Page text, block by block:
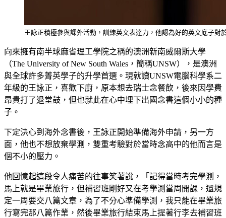
王詠正積極參與課外活動，訓練英文表達力，他認為好的英文底子
向來擁有南半球麻省理工學院之稱的澳洲新南威爾斯大學
（The University of New South Wales，簡稱UNSW），是澳洲
與全球許多菁英學子的升學首選。現就讀UNSW電腦科學系二
年級的王詠正，喜歡下廚，原本想去瑞士念餐飲，後來因學費
昂貴打了退堂鼓，但也就此在心中埋下出國念書這個小小的種
子。
下定決心到海外念書後，王詠正開始準備海外申請，另一方
面，他也不想放棄學測，雙重考驗對於當時念高中的他而言是
個不小的壓力。
他回憶起這段令人痛苦的往事笑著說，「記得當時考完學測，
馬上就是畢業旅行，但補習班剛好又在考學測當周開課，還規
定一周要交八篇文章，為了不分心準備學測，我只能在畢業旅
行寫完那八篇作業，然後畢業旅行結束馬上提著行李去補習班